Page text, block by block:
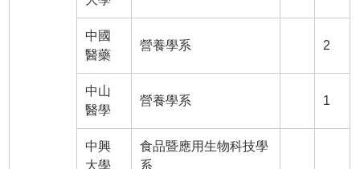
中國
醫藥
營養學系 2
中山
醫學
營養學系 1
中興
大學
食品暨應用生物科技學
系